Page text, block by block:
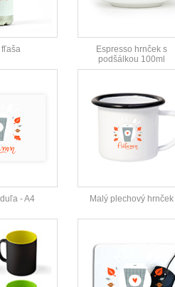
fľaša
Espresso hrnček s
podšálkou 100ml
- A4 Malý plechový hrnček